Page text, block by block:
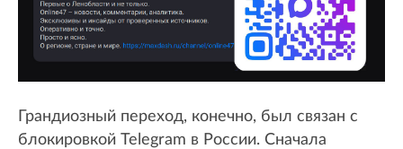
Грандиозный переход, конечно, был связан с
блокировкой Telegram в России. Сначала